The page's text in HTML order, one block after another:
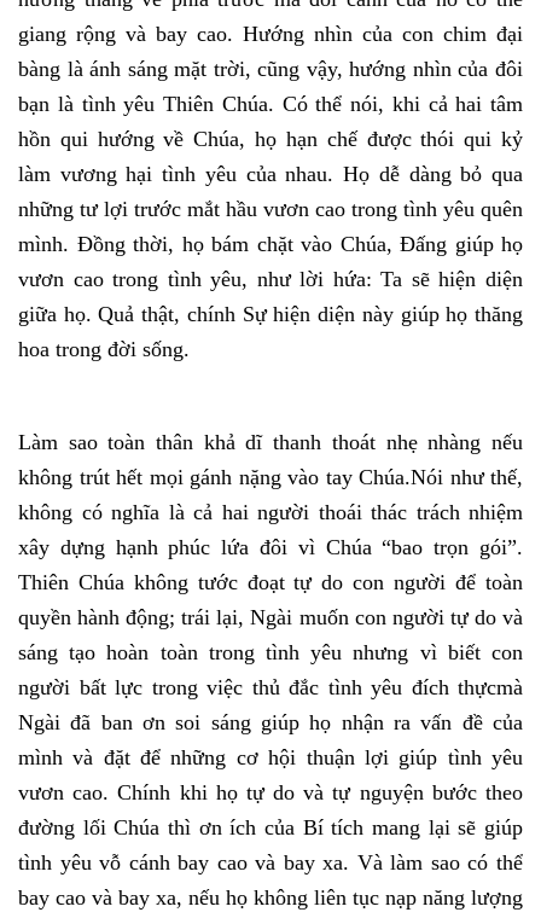
giang rộng và bay cao. Hướng nhìn của con chim đại
bàng là ánh sáng mặt trời, cũng vậy, hướng nhìn của đôi
bạn là tình yêu Thiên Chúa. Có thể nói, khi cả hai tâm
hồn qui hướng về Chúa, họ hạn chế được thói qui kỷ
làm vương hại tình yêu của nhau. Họ dễ dàng bỏ qua
những tư lợi trước mắt hầu vươn cao trong tình yêu quên
mình. Đồng thời, họ bám chặt vào Chúa, Đấng giúp họ
vươn cao trong tình yêu, như lời hứa: Ta sẽ hiện diện
giữa họ. Quả thật, chính Sự hiện diện này giúp họ thăng
hoa trong đời sống.
Làm sao toàn thân khả dĩ thanh thoát nhẹ nhàng nếu
không trút hết mọi gánh nặng vào tay Chúa.Nói như thế,
không có nghĩa là cả hai người thoái thác trách nhiệm
xây dựng hạnh phúc lứa đôi vì Chúa “bao trọn gói”.
Thiên Chúa không tước đoạt tự do con người để toàn
quyền hành động; trái lại, Ngài muốn con người tự do và
sáng tạo hoàn toàn trong tình yêu nhưng vì biết con
người bất lực trong việc thủ đắc tình yêu đích thựcmà
Ngài đã ban ơn soi sáng giúp họ nhận ra vấn đề của
mình và đặt để những cơ hội thuận lợi giúp tình yêu
vươn cao. Chính khi họ tự do và tự nguyện bước theo
đường lối Chúa thì ơn ích của Bí tích mang lại sẽ giúp
tình yêu vỗ cánh bay cao và bay xa. Và làm sao có thể
bay cao và bay xa, nếu họ không liên tục nạp năng lượng